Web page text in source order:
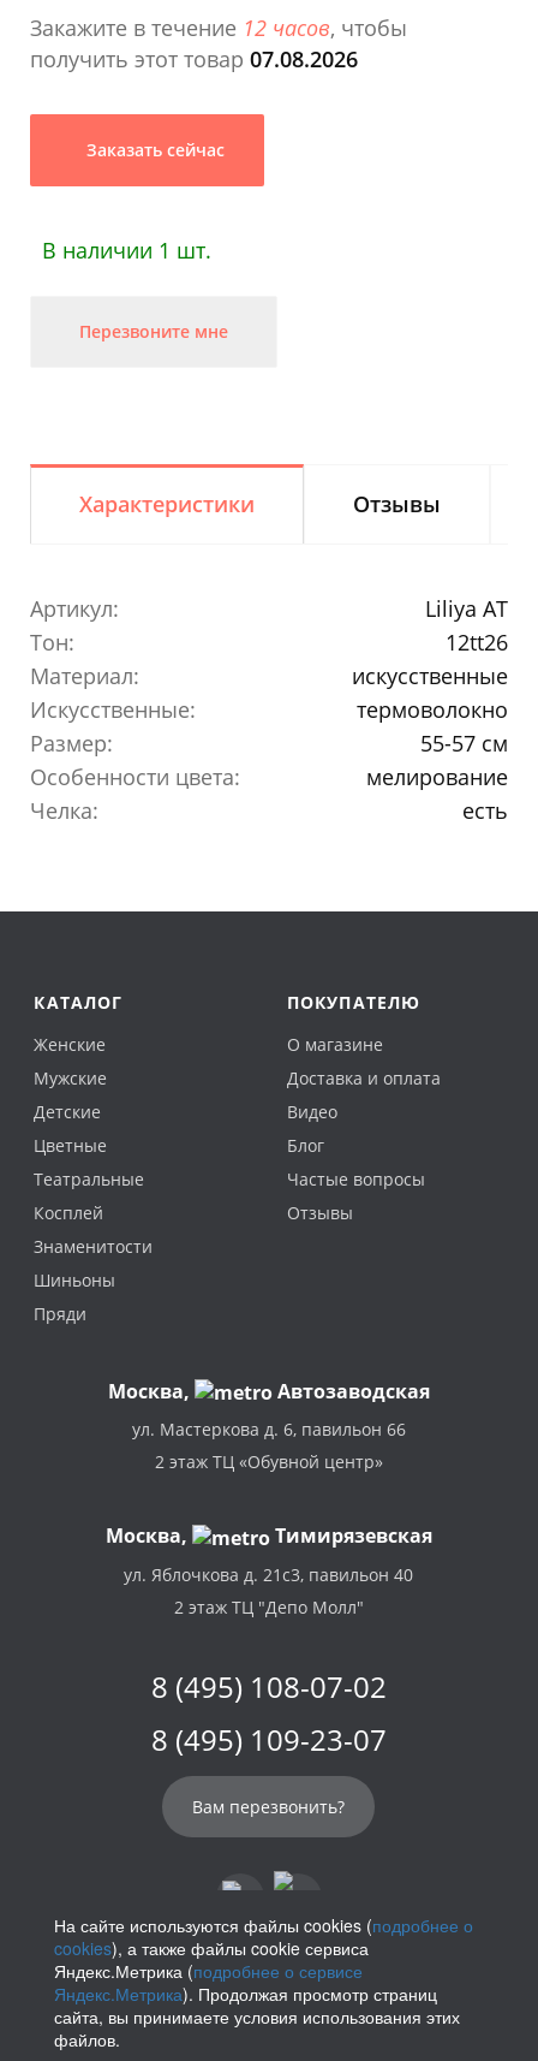
Закажите в течение 12 часов, чтобы
получить этот товар 07.08.2026
Заказать сейчас
В наличии 1 шт.
Перезвоните мне
Характеристики Отзывы
Артикул:
Liliya AT
Тон:
12tt26
Материал:
искусственные
Искусственные:
термоволокно
Размер:
55-57 см
Особенности цвета:
мелирование
Челка:
есть
КАТАЛОГ
Женские
Мужские
Детские
Цветные
Театральные
Косплей
Знаменитости
Шиньоны
Пряди
ПОКУПАТЕЛЮ
О магазине
Доставка и оплата
Видео
Блог
Частые вопросы
Отзывы
Москва, Автозаводская
ул. Мастеркова д. 6, павильон 66
2 этаж ТЦ «Обувной центр»
Москва, Тимирязевская
ул. Яблочкова д. 21с3, павильон 40
2 этаж ТЦ "Депо Молл"
8 (495) 108-07-02
8 (495) 109-23-07
Вам перезвонить?
info@parikof.ru
На сайте используются файлы cookies (подробнее о
cookies), а также файлы cookie сервиса
Яндекс.Метрика (подробнее о сервисе
Яндекс.Метрика). Продолжая просмотр страниц
сайта, вы принимаете условия использования этих
файлов.